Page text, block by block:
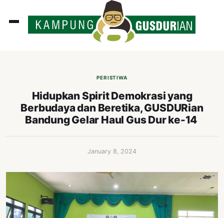
PERISTIWA
Hidupkan Spirit Demokrasi yang
Berbudaya dan Beretika, GUSDURian
Bandung Gelar Haul Gus Dur ke-14
January 8, 2024